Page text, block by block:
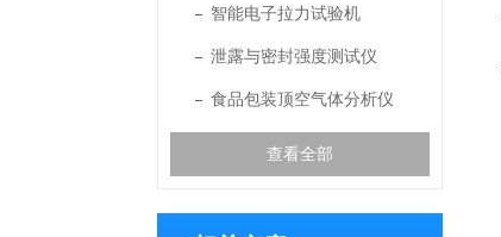
智能电子拉力试验机
泄露与密封强度测试仪
食品包装顶空气体分析仪
查看全部